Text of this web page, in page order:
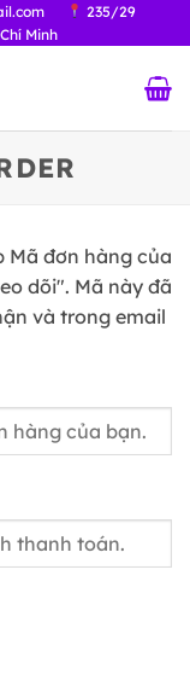
235/29
Minh
Mã đơn hàng của
dõi". Mã này đã
và trong email